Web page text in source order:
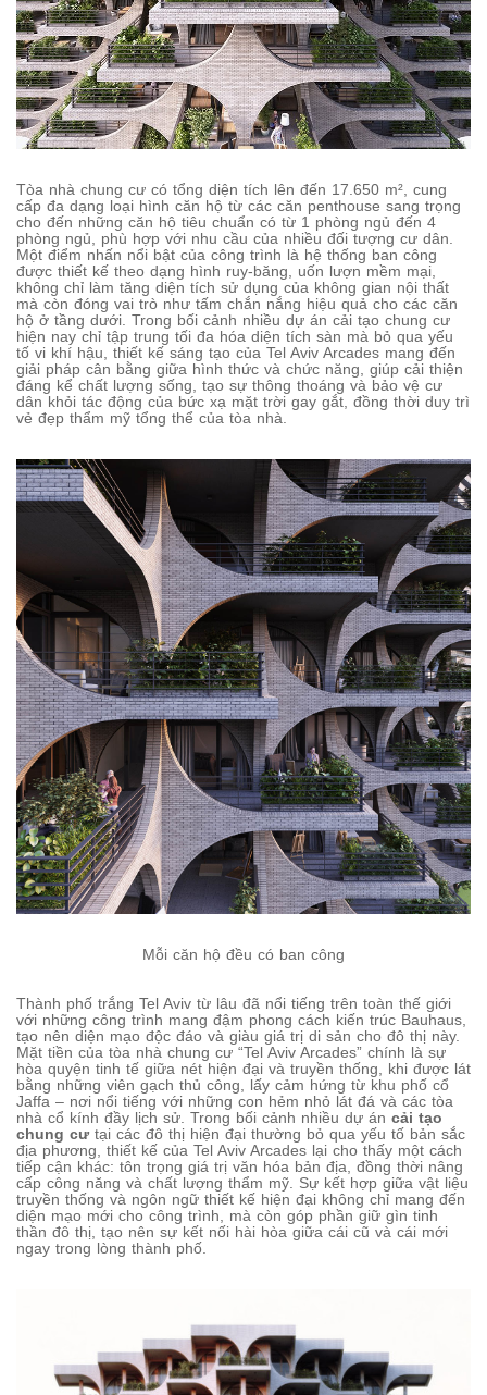
Tòa nhà chung cư có tổng diện tích lên đến 17.650 m², cung
cấp đa dạng loại hình căn hộ từ các căn penthouse sang trọng
cho đến những căn hộ tiêu chuẩn có từ 1 phòng ngủ đến 4
phòng ngủ, phù hợp với nhu cầu của nhiều đối tượng cư dân.
Một điểm nhấn nổi bật của công trình là hệ thống ban công
được thiết kế theo dạng hình ruy-băng, uốn lượn mềm mại,
không chỉ làm tăng diện tích sử dụng của không gian nội thất
mà còn đóng vai trò như tấm chắn nắng hiệu quả cho các căn
hộ ở tầng dưới. Trong bối cảnh nhiều dự án cải tạo chung cư
hiện nay chỉ tập trung tối đa hóa diện tích sàn mà bỏ qua yếu
tố vi khí hậu, thiết kế sáng tạo của Tel Aviv Arcades mang đến
giải pháp cân bằng giữa hình thức và chức năng, giúp cải thiện
đáng kể chất lượng sống, tạo sự thông thoáng và bảo vệ cư
dân khỏi tác động của bức xạ mặt trời gay gắt, đồng thời duy trì
vẻ đẹp thẩm mỹ tổng thể của tòa nhà.
Mỗi căn hộ đều có ban công
Thành phố trắng Tel Aviv từ lâu đã nổi tiếng trên toàn thế giới
với những công trình mang đậm phong cách kiến trúc Bauhaus,
tạo nên diện mạo độc đáo và giàu giá trị di sản cho đô thị này.
Mặt tiền của tòa nhà chung cư “Tel Aviv Arcades” chính là sự
hòa quyện tinh tế giữa nét hiện đại và truyền thống, khi được lát
bằng những viên gạch thủ công, lấy cảm hứng từ khu phố cổ
Jaffa – nơi nổi tiếng với những con hẻm nhỏ lát đá và các tòa
nhà cổ kính đầy lịch sử. Trong bối cảnh nhiều dự án cải tạo
chung cư tại các đô thị hiện đại thường bỏ qua yếu tố bản sắc
địa phương, thiết kế của Tel Aviv Arcades lại cho thấy một cách
tiếp cận khác: tôn trọng giá trị văn hóa bản địa, đồng thời nâng
cấp công năng và chất lượng thẩm mỹ. Sự kết hợp giữa vật liệu
truyền thống và ngôn ngữ thiết kế hiện đại không chỉ mang đến
diện mạo mới cho công trình, mà còn góp phần giữ gìn tinh
thần đô thị, tạo nên sự kết nối hài hòa giữa cái cũ và cái mới
ngay trong lòng thành phố.